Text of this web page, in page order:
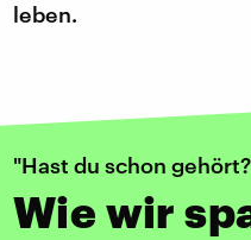
leben.
"Hast du schon
Wie wir